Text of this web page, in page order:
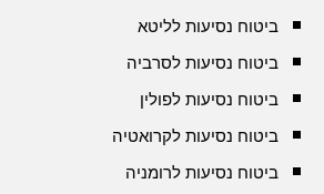
ביטוח נסיעות לליטא
ביטוח נסיעות לסרביה
ביטוח נסיעות לפולין
ביטוח נסיעות לקרואטיה
ביטוח נסיעות לרומניה